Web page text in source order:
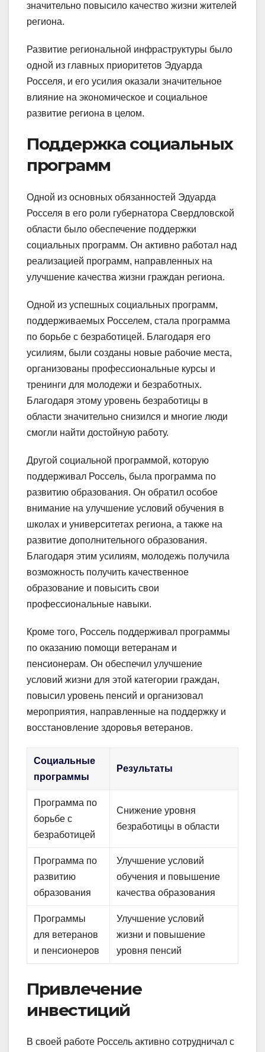
значительно повысило качество жизни жителей
региона.
Развитие региональной инфраструктуры было
одной из главных приоритетов Эдуарда
Росселя, и его усилия оказали значительное
влияние на экономическое и социальное
развитие региона в целом.
Поддержка социальных
программ
Одной из основных обязанностей Эдуарда
Росселя в его роли губернатора Свердловской
области было обеспечение поддержки
социальных программ. Он активно работал над
реализацией программ, направленных на
улучшение качества жизни граждан региона.
Одной из успешных социальных программ,
поддерживаемых Росселем, стала программа
по борьбе с безработицей. Благодаря его
усилиям, были созданы новые рабочие места,
организованы профессиональные курсы и
тренинги для молодежи и безработных.
Благодаря этому уровень безработицы в
области значительно снизился и многие люди
смогли найти достойную работу.
Другой социальной программой, которую
поддерживал Россель, была программа по
развитию образования. Он обратил особое
внимание на улучшение условий обучения в
школах и университетах региона, а также на
развитие дополнительного образования.
Благодаря этим усилиям, молодежь получила
возможность получить качественное
образование и повысить свои
профессиональные навыки.
Кроме того, Россель поддерживал программы
по оказанию помощи ветеранам и
пенсионерам. Он обеспечил улучшение
условий жизни для этой категории граждан,
повысил уровень пенсий и организовал
мероприятия, направленные на поддержку и
восстановление здоровья ветеранов.
Социальные
программы
Результаты
Программа по
борьбе с
безработицей
Снижение уровня
безработицы в области
Программа по
развитию
образования
Улучшение условий
обучения и повышение
качества образования
Программы
для ветеранов
и пенсионеров
Улучшение условий
жизни и повышение
уровня пенсий
Привлечение
инвестиций
В своей работе Россель активно сотрудничал с